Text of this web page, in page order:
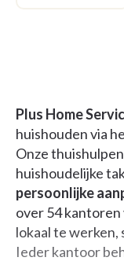
Plus Home
huishouden via
Onze
huishoudelijke
persoonlijke
over 54
lokaal te werken,
Ieder kantoor